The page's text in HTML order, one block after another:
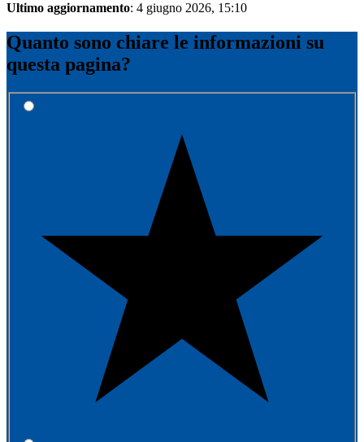
Ultimo aggiornamento: 4 giugno 2026, 15:10
Quanto sono chiare le informazioni su
questa pagina?